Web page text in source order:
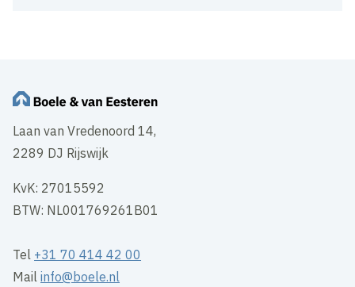
Laan van Vredenoord 14,
2289 DJ Rijswijk
KvK: 27015592
BTW: NL001769261B01
Tel +31 70 414 42 00
Mailinfo@boele.nl